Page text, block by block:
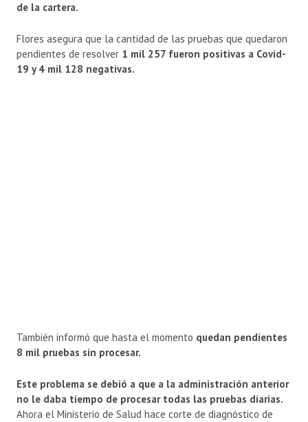
de la cartera.
Flores asegura que la cantidad de las pruebas que quedaron
pendientes de resolver 1 mil 257 fueron positivas a Covid-
19 y 4 mil 128 negativas.
También informó que hasta el momento quedan pendientes
8 mil pruebas sin procesar.
Este problema se debió a que a la administración anterior
no le daba tiempo de procesar todas las pruebas diarias.
Ahora el Ministerio de Salud hace corte de diagnóstico de